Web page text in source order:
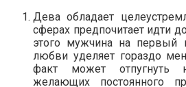
Дева обладает
сферах предпочитает идти
этого мужчина на первый
любви уделяет гораздо
факт может отпугнуть
желающих постоянного